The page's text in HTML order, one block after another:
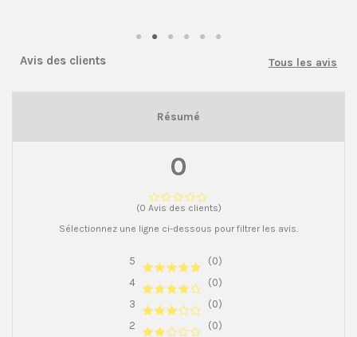
Avis des clients Tous les avis
Résumé
0
(0 Avis des clients)
Sélectionnez une ligne ci-dessous pour filtrer les avis.
5
(0)
4
(0)
3
(0)
2
(0)